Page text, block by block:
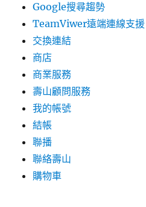
Google搜尋趨勢
TeamViwer遠端連線支援
交換連結
商店
商業服務
壽山顧問服務
我的帳號
結帳
聯播
聯絡壽山
購物車